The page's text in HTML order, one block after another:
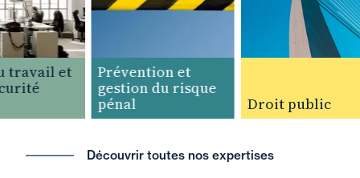
et
Prévention et
gestion du risque
pénal
Droit public
Découvrir toutes nos expertises